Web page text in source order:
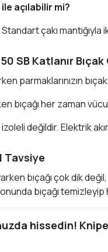
açılabilir mi?
Standart çakı
SB Katlanır
parmaklarınızın
bıçağı her zaman
değildir. Elektrik
Tavsiye
bıçağı çok dik
bıçağı temizleyip
hissedin!